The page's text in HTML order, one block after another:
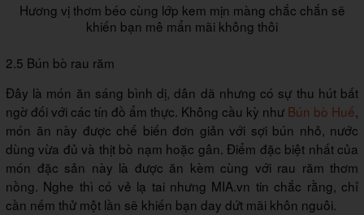
Hương vị thơm béo cùng lớp kem mịn màng chắc chắn sẽ
khiến bạn mê mẩn mãi không thôi
2.5 Bún bò rau răm
Đây là món ăn sáng bình dị, dân dã nhưng có sự thu hút bất
ngờ đối với các tín đồ ẩm thực. Không cầu kỳ như Bún bò Huế,
món ăn này được chế biến đơn giản với sợi bún nhỏ, nước
dùng vừa đủ và thịt bò nạm hoặc gân. Điểm đặc biệt nhất của
món đặc sản này là được ăn kèm cùng với rau răm thơm
nồng. Nghe thì có vẻ lạ tai nhưng MIA.vn tin chắc rằng, chỉ
cần nếm thử một lần sẽ khiến bạn day dứt mãi khôn nguôi.